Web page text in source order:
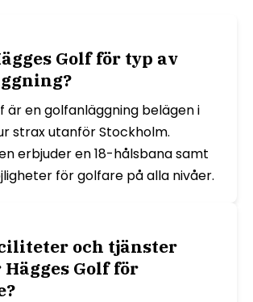
Golf för typ av
är en golfanläggning belägen i
strax utanför Stockholm.
erbjuder en 18-hålsbana samt
för golfare på alla nivåer.
och tjänster
Golf för